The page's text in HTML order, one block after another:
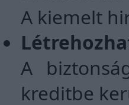
A kiemelt
A
kreditbe